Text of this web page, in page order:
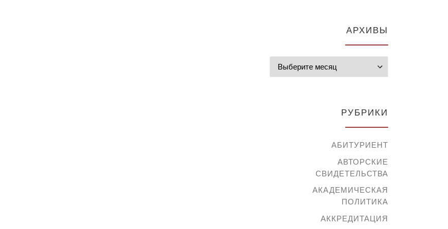
АРХИВЫ
РУБРИКИ
АБИТУРИЕНТ
АВТОРСКИЕ
СВИДЕТЕЛЬСТВА
АКАДЕМИЧЕСКАЯ
ПОЛИТИКА
АККРЕДИТАЦИЯ